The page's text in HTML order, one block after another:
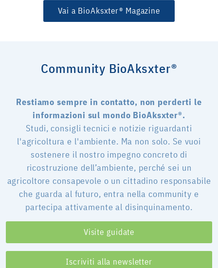
Vai a BioAksxter® Magazine
Community BioAksxter®
Restiamo sempre in contatto, non perderti le
informazioni sul mondo BioAksxter®.
Studi, consigli tecnici e notizie riguardanti
l'agricoltura e l'ambiente. Ma non solo. Se vuoi
sostenere il nostro impegno concreto di
ricostruzione dell’ambiente, perché sei un
agricoltore consapevole o un cittadino responsabile
che guarda al futuro, entra nella community e
partecipa attivamente al disinquinamento.
Visite guidate
Iscriviti alla newsletter